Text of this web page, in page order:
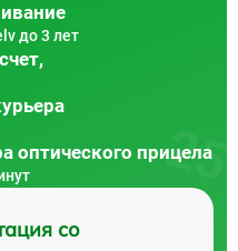
до 3 лет
оптического прицела
со